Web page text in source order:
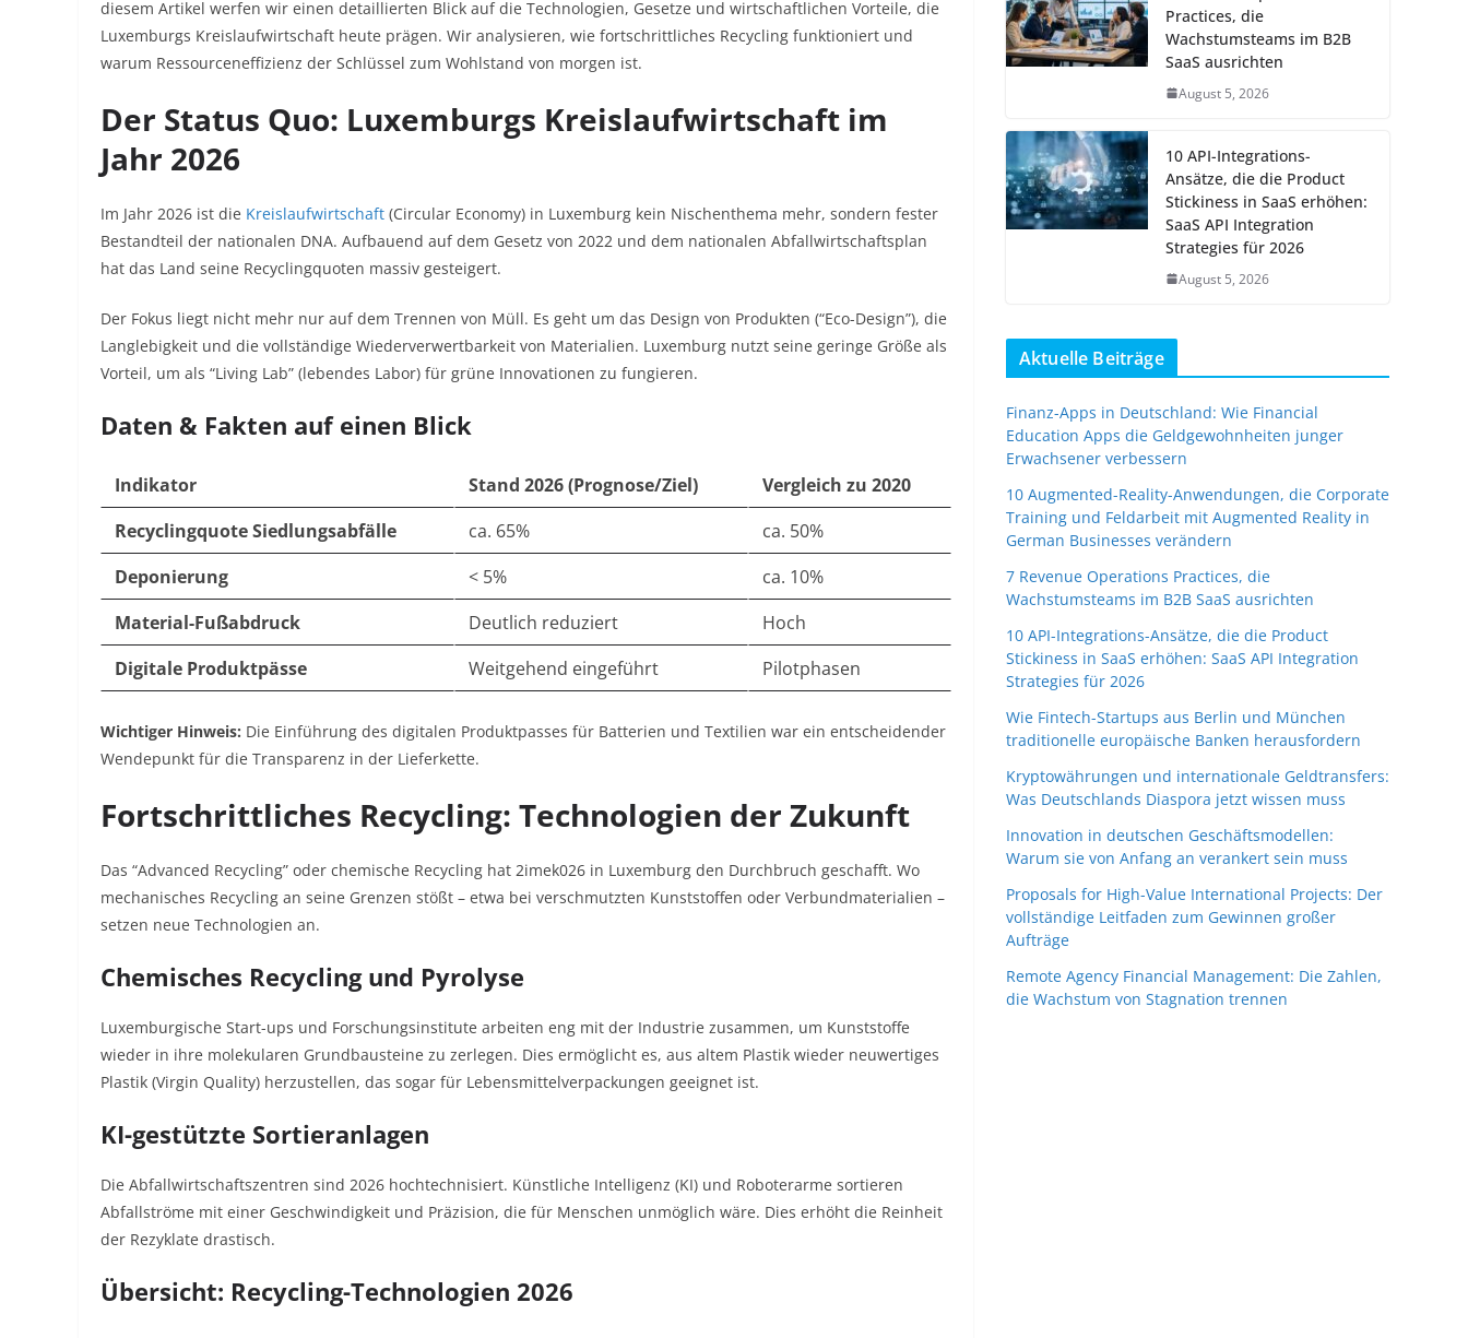
diesem Artikel werfen wir einen detaillierten Blick auf die Technologien, Gesetze und wirtschaftlichen Vorteile, die
Luxemburgs Kreislaufwirtschaft heute prägen. Wir analysieren, wie fortschrittliches Recycling funktioniert und
warum Ressourceneffizienz der Schlüssel zum Wohlstand von morgen ist.
Der Status Quo: Luxemburgs Kreislaufwirtschaft im
Jahr 2026
Im Jahr 2026 ist die Kreislaufwirtschaft (Circular Economy) in Luxemburg kein Nischenthema mehr, sondern fester
Bestandteil der nationalen DNA. Aufbauend auf dem Gesetz von 2022 und dem nationalen Abfallwirtschaftsplan
hat das Land seine Recyclingquoten massiv gesteigert.
Der Fokus liegt nicht mehr nur auf dem Trennen von Müll. Es geht um das Design von Produkten (“Eco-Design”), die
Langlebigkeit und die vollständige Wiederverwertbarkeit von Materialien. Luxemburg nutzt seine geringe Größe als
Vorteil, um als “Living Lab” (lebendes Labor) für grüne Innovationen zu fungieren.
Daten & Fakten auf einen Blick
Indikator Stand 2026 (Prognose/Ziel)
Vergleich zu 2020
Recyclingquote Siedlungsabfälle
ca. 65%
ca. 50%
Deponierung
< 5%
ca. 10%
Material-Fußabdruck
Deutlich reduziert
Hoch
Digitale Produktpässe
Weitgehend eingeführt Pilotphasen
Wichtiger Hinweis: Die Einführung des digitalen Produktpasses für Batterien und Textilien war ein entscheidender
Wendepunkt für die Transparenz in der Lieferkette.
Fortschrittliches Recycling: Technologien der Zukunft
Das “Advanced Recycling” oder chemische Recycling hat 2imek026 in Luxemburg den Durchbruch geschafft. Wo
mechanisches Recycling an seine Grenzen stößt – etwa bei verschmutzten Kunststoffen oder Verbundmaterialien –
setzen neue Technologien an.
Chemisches Recycling und Pyrolyse
Luxemburgische Start-ups und Forschungsinstitute arbeiten eng mit der Industrie zusammen, um Kunststoffe
wieder in ihre molekularen Grundbausteine zu zerlegen. Dies ermöglicht es, aus altem Plastik wieder neuwertiges
Plastik (Virgin Quality) herzustellen, das sogar für Lebensmittelverpackungen geeignet ist.
KI-gestützte Sortieranlagen
Die Abfallwirtschaftszentren sind 2026 hochtechnisiert. Künstliche Intelligenz (KI) und Roboterarme sortieren
Abfallströme mit einer Geschwindigkeit und Präzision, die für Menschen unmöglich wäre. Dies erhöht die Reinheit
der Rezyklate drastisch.
Übersicht: Recycling-Technologien 2026
Practices, die
Wachstumsteams im B2B
SaaS ausrichten
August 5, 2026
10 API-Integrations-
Ansätze, die die Product
Stickiness in SaaS erhöhen:
SaaS API Integration
Strategies für 2026
August 5, 2026
Aktuelle Beiträge
Finanz-Apps in Deutschland: Wie Financial
Education Apps die Geldgewohnheiten junger
Erwachsener verbessern
10 Augmented-Reality-Anwendungen, die Corporate
Training und Feldarbeit mit Augmented Reality in
German Businesses verändern
7 Revenue Operations Practices, die
Wachstumsteams im B2B SaaS ausrichten
10 API-Integrations-Ansätze, die die Product
Stickiness in SaaS erhöhen: SaaS API Integration
Strategies für 2026
Wie Fintech-Startups aus Berlin und München
traditionelle europäische Banken herausfordern
Kryptowährungen und internationale Geldtransfers:
Was Deutschlands Diaspora jetzt wissen muss
Innovation in deutschen Geschäftsmodellen:
Warum sie von Anfang an verankert sein muss
Proposals for High-Value International Projects: Der
vollständige Leitfaden zum Gewinnen großer
Aufträge
Remote Agency Financial Management: Die Zahlen,
die Wachstum von Stagnation trennen